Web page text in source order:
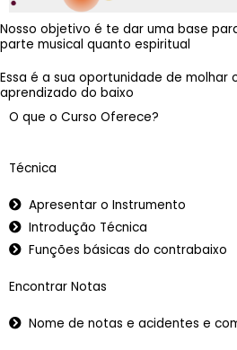
Nosso objetivo é te dar uma base
parte musical quanto espiritual
Essa é a sua oportunidade de molhar
aprendizado do baixo
O que o Curso Oferece?
Técnica
Apresentar o Instrumento
Introdução Técnica
Funções básicas do contrabaixo
Encontrar Notas
Nome de notas e acidentes e